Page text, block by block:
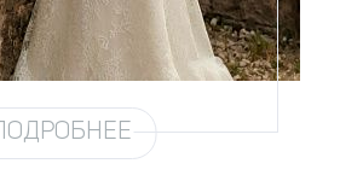
Жемчуг
Атлас стрейч + кружево
Возможен
ПОДРОБНЕЕ